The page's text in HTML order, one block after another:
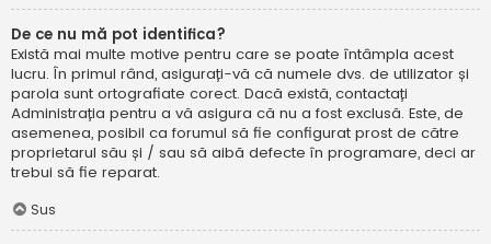
De ce nu mă pot identifica?
Există mai multe motive pentru care se poate întâmpla acest
lucru. În primul rând, asigurați-vă că numele dvs. de utilizator și
parola sunt ortografiate corect. Dacă există, contactați
Administrația pentru a vă asigura că nu a fost exclusă. Este, de
asemenea, posibil ca forumul să fie configurat prost de către
proprietarul său și / sau să aibă defecte în programare, deci ar
trebui să fie reparat.
Sus